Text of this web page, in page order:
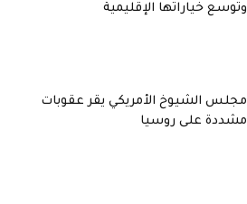
وتوسع خياراتها الإقليمية
مجلس الشيوخ الأمريكي يقر عقوبات
مشددة على روسيا